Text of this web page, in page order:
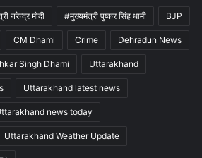
नरेन्द्र मोदी #मुख्यमंत्री पुष्कर सिंह धामी BJP
CM Dhami Crime Dehradun News
Singh Dhami Uttarakhand
Uttarakhand latest news
news today
Uttarakhand Weather Update